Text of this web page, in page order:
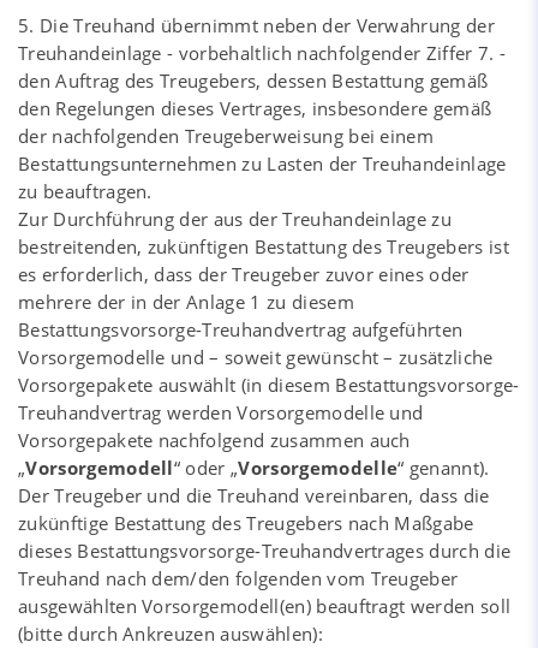
5. Die Treuhand übernimmt neben der Verwahrung der
Treuhandeinlage - vorbehaltlich nachfolgender Ziffer 7. -
den Auftrag des Treugebers, dessen Bestattung gemäß
den Regelungen dieses Vertrages, insbesondere gemäß
der nachfolgenden Treugeberweisung bei einem
Bestattungsunternehmen zu Lasten der Treuhandeinlage
zu beauftragen.
Zur Durchführung der aus der Treuhandeinlage zu
bestreitenden, zukünftigen Bestattung des Treugebers ist
es erforderlich, dass der Treugeber zuvor eines oder
mehrere der in der Anlage 1 zu diesem
Bestattungsvorsorge-Treuhandvertrag aufgeführten
Vorsorgemodelle und – soweit gewünscht – zusätzliche
Vorsorgepakete auswählt (in diesem Bestattungsvorsorge-
Treuhandvertrag werden Vorsorgemodelle und
Vorsorgepakete nachfolgend zusammen auch
„Vorsorgemodell“ oder „Vorsorgemodelle“ genannt).
Der Treugeber und die Treuhand vereinbaren, dass die
zukünftige Bestattung des Treugebers nach Maßgabe
dieses Bestattungsvorsorge-Treuhandvertrages durch die
Treuhand nach dem/den folgenden vom Treugeber
ausgewählten Vorsorgemodell(en) beauftragt werden soll
(bitte durch Ankreuzen auswählen):